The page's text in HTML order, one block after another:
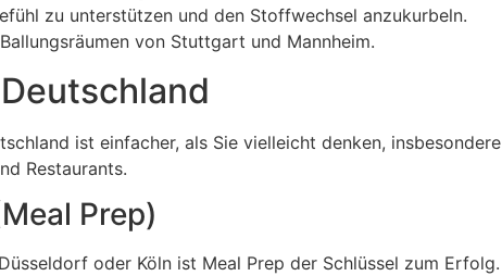
zu unterstützen und den Stoffwechsel anzukurbeln.
von Stuttgart und Mannheim.
ist einfacher, als Sie vielleicht denken, insbesondere
Restaurants.
Prep)
oder Köln ist Meal Prep der Schlüssel zum Erfolg.